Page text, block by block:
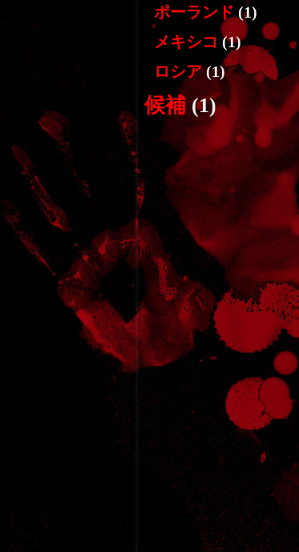
ポーランド (1)
メキシコ (1)
ロシア(1)
候補(1)